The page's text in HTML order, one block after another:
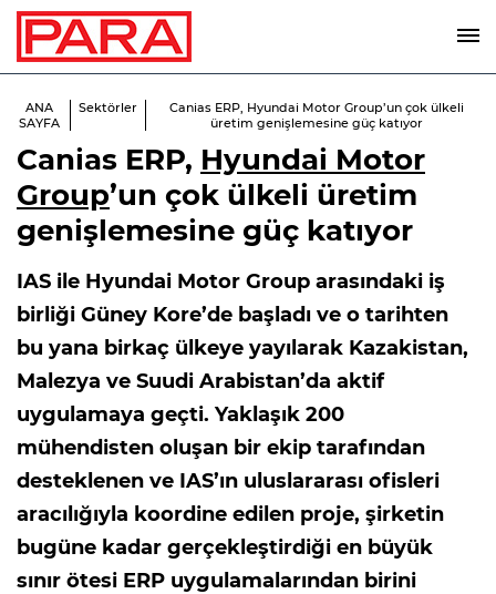
ANA
SAYFA
Sektörler
Canias ERP, Hyundai Motor Group’un çok ülkeli
üretim genişlemesine güç katıyor
Canias ERP, Hyundai Motor
Group’un çok ülkeli üretim
genişlemesine güç katıyor
IAS ile Hyundai Motor Group arasındaki iş
birliği Güney Kore’de başladı ve o tarihten
bu yana birkaç ülkeye yayılarak Kazakistan,
Malezya ve Suudi Arabistan’da aktif
uygulamaya geçti. Yaklaşık 200
mühendisten oluşan bir ekip tarafından
desteklenen ve IAS’ın uluslararası ofisleri
aracılığıyla koordine edilen proje, şirketin
bugüne kadar gerçekleştirdiği en büyük
sınır ötesi ERP uygulamalarından birini